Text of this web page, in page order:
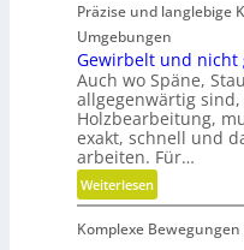
r
m
a
t
u
r
e
t
e
u
n
s
t
s
t
o
f
f
b
Präzise und langlebige
Umgebungen
Gewirbelt und nicht
Auch wo Späne,
allgegenwärtig
Holzbearbeitung,
exakt, schnell und
arbeiten. Für…
Weiterlesen:
G
e
Komplexe